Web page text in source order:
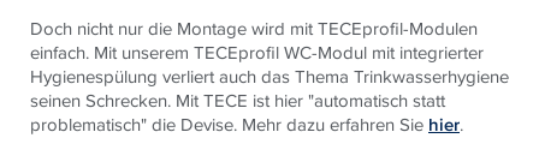
Doch nicht nur die Montage wird mit TECEprofil-Modulen
einfach. Mit unserem TECEprofil WC-Modul mit integrierter
Hygienespülung verliert auch das Thema Trinkwasserhygiene
seinen Schrecken. Mit TECE ist hier "automatisch statt
problematisch" die Devise. Mehr dazu erfahren Sie hier.